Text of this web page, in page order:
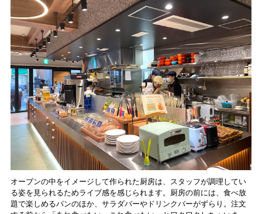
オーブンの中をイメージして作られた厨房は、スタッフが調理してい
る姿を見られるためライブ感を感じられます。厨房の前には、食べ放
題で楽しめるパンのほか、サラダバーやドリンクバーがずらり。注文